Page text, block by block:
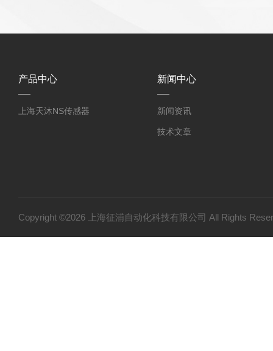
产品中心
上海天沐NS传感器
新闻中心
新闻资讯
技术文章
Copyright ©2026 上海征浦自动化科技有限公司 All Rights